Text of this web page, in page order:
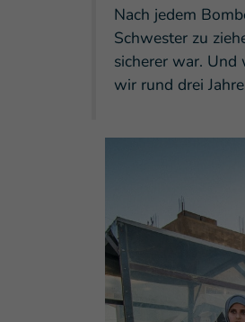
Nach jedem
Schwester zu
sicherer war.
wir rund drei